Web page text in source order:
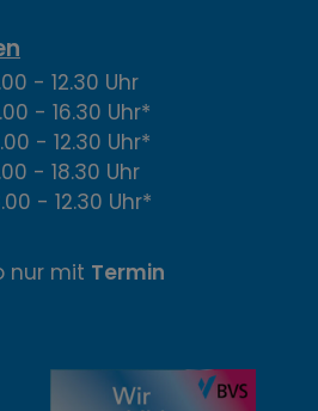
- 12.30 Uhr
- 16.30 Uhr*
- 12.30 Uhr*
- 18.30 Uhr
12.30 Uhr*
nur mit Termin